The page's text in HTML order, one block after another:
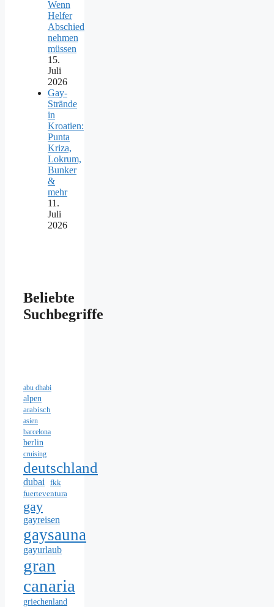
Wenn
Helfer
Abschied
nehmen
müssen
15.
Juli
2026
Gay-
Strände
in
Kroatien:
Punta
Kriza,
Lokrum,
Bunker
&
mehr
11.
Juli
2026
Beliebte
Suchbegriffe
abu dhabi
alpen
arabisch
asien
barcelona
berlin
cruising
deutschland
dubai
fkk
fuerteventura
gay
gayreisen
gaysauna
gayurlaub
gran
canaria
griechenland